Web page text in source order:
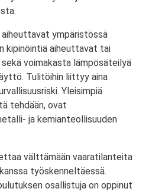
ympäristössä
kipinöintiä aiheuttavat tai
voimakasta lämpösäteilyä
Tulitöihin liittyy aina
Yleisimpiä
tehdään, ovat
ja kemianteollisuuden
välttämään vaaratilanteita
työskenneltäessä.
osallistuja on oppinut